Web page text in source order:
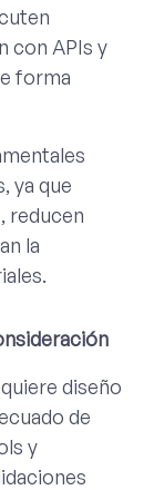
con APIs y
forma
ya que
reducen
la
diseño
de
y